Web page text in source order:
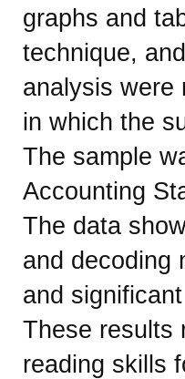
graphs and
technique,
analysis were
in which the
The sample
Accounting
The data
and decoding
and
These results
reading skills